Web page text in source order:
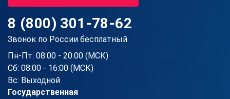
8 (800) 301-78-62
Звонок по России бесплатный
Пн-Пт: 08:00 - 20:00 (МСК)
Сб: 08:00 - 16:00 (МСК)
Вс: Выходной
Государственная